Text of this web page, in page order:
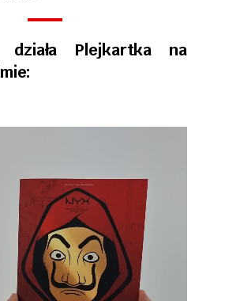
działa Plejkartka na